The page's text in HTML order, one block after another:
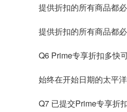
提供折扣的所有商品都
提供折扣的所有商品都
Q6 Prime专享折扣多快
始终在开始日期的太平
Q7 已提交Prime专享折